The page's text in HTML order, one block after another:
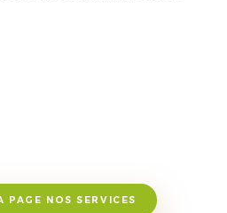
PAGE NOS SERVICES